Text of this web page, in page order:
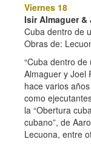
Viernes 18
Isir Almaguer
Cuba dentro de
Obras de:
“Cuba dentro
Almaguer y Joel
hace varios
como
la “Obertura
cubano”, de
Lecuona, entre